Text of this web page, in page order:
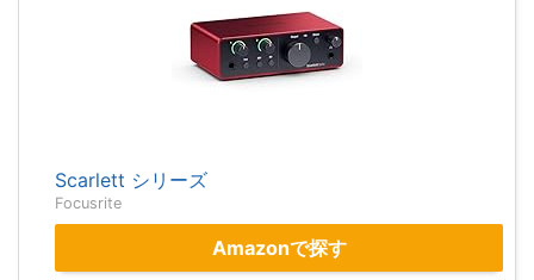
Scarlett シリーズ
Focusrite
Amazonで探す